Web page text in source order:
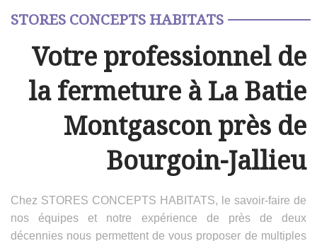
STORES CONCEPTS HABITATS
Votre professionnel de
la fermeture à La Batie
Montgascon près de
Bourgoin-Jallieu
Chez STORES CONCEPTS HABITATS, le savoir-faire de
nos équipes et notre expérience de près de deux
décennies nous permettent de vous proposer de multiples